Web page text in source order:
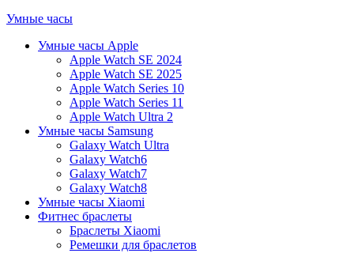
Умные часы
Умные часы Apple
Apple Watch SE 2024
Apple Watch SE 2025
Apple Watch Series 10
Apple Watch Series 11
Apple Watch Ultra 2
Умные часы Samsung
Galaxy Watch Ultra
Galaxy Watch6
Galaxy Watch7
Galaxy Watch8
Умные часы Xiaomi
Фитнес браслеты
Браслеты Xiaomi
Ремешки для браслетов